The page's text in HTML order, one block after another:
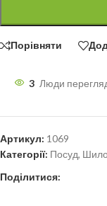
Порівняти
3 Люди
Артикул: 1069
Категорії: Посуд, Шило
Поділитися: